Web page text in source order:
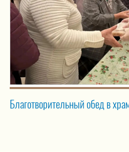
Благотворительный обед в